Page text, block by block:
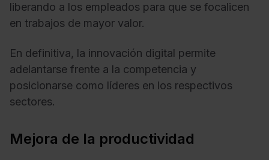
liberando a los empleados para que se focalicen
en trabajos de mayor valor.
En definitiva, la innovación digital permite
adelantarse frente a la competencia y
posicionarse como líderes en los respectivos
sectores.
Mejora de la productividad